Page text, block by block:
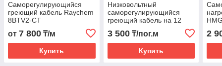
Саморегулирующийся
греющий кабель Raychem
8BTV2-CT
от 7 800 ₸/м
Купить
Низковольтный
саморегулирующийся
греющий кабель на 12
3 500₸/пог.м
Купить
2